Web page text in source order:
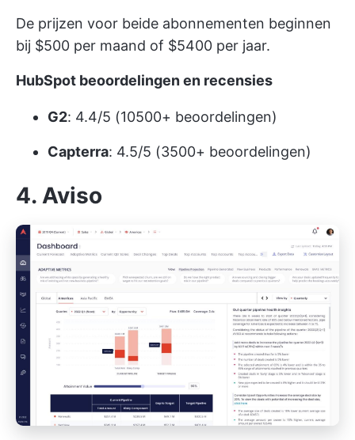
De prijzen voor beide abonnementen beginnen
bij $500 per maand of $5400 per jaar.
HubSpot beoordelingen en recensies
G2: 4.4/5 (10500+ beoordelingen)
Capterra: 4.5/5 (3500+ beoordelingen)
4. Aviso